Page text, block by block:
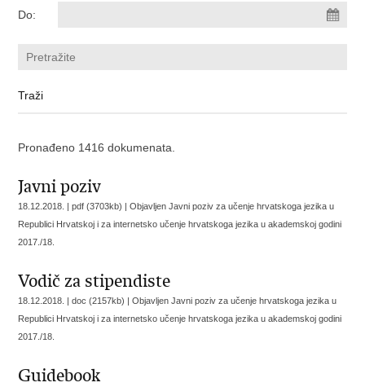
Do:
Pronađeno 1416 dokumenata.
Javni poziv
18.12.2018. | pdf (3703kb) |Objavljen Javni poziv za učenje hrvatskoga jezika u
Republici Hrvatskoj i za internetsko učenje hrvatskoga jezika u akademskoj godini
2017./18.
Vodič za stipendiste
18.12.2018. | doc (2157kb) |Objavljen Javni poziv za učenje hrvatskoga jezika u
Republici Hrvatskoj i za internetsko učenje hrvatskoga jezika u akademskoj godini
2017./18.
Guidebook